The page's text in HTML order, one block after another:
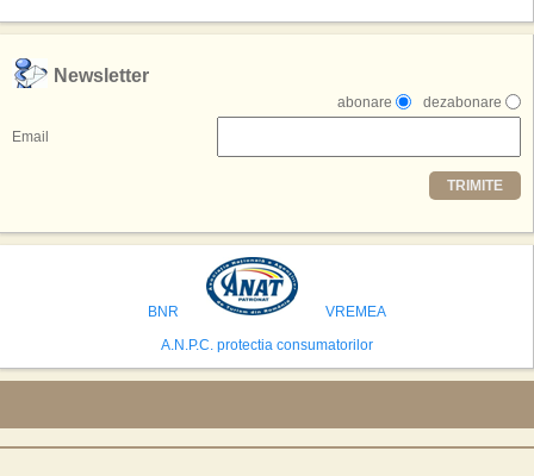
exclusiv simularea suprafetei lunare.
,,Credem ca exista sanse mari sa anuntam nu doar o locatie, ci poate mai
multe'', a declarat Michael R. Henderson, cofondator al Moon World
Resorts, citat de Gulf News. Potrivit acestuia, 2026 ar putea deveni un an
decisiv pentru reali zarea proiectului.
Printre celelalte tari care concureaza pentru a gazdui aceasta constructie
se numara Australia, Brazilia, China, Egipt, India, Polonia, Thailanda,
avea cele mai mari sanse de a castiga licitatia. Totusi, Spania, care se
preconizeaza ca va deveni a doua cea mai vizitata tara din lume in 2025,
isi bazeaza oferta pe infrastructura turistica solida si capacitatea hoteliera."
Newsletter
dezabonare
abonare
Email
TRIMITE
BNR
VREMEA
A.N.P.C. protectia consumatorilor